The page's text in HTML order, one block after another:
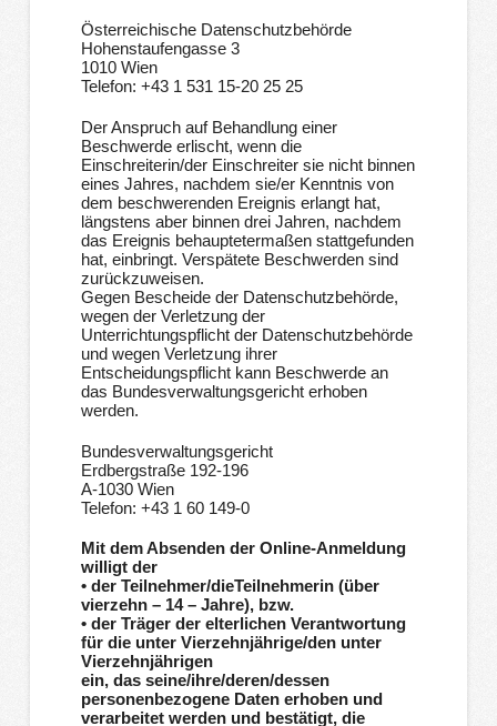
Österreichische Datenschutzbehörde
Hohenstaufengasse 3
1010 Wien
Telefon: +43 1 531 15-20 25 25
Der Anspruch auf Behandlung einer
Beschwerde erlischt, wenn die
Einschreiterin/der Einschreiter sie nicht binnen
eines Jahres, nachdem sie/er Kenntnis von
dem beschwerenden Ereignis erlangt hat,
längstens aber binnen drei Jahren, nachdem
das Ereignis behauptetermaßen stattgefunden
hat, einbringt. Verspätete Beschwerden sind
zurückzuweisen.
Gegen Bescheide der Datenschutzbehörde,
wegen der Verletzung der
Unterrichtungspflicht der Datenschutzbehörde
und wegen Verletzung ihrer
Entscheidungspflicht kann Beschwerde an
das Bundesverwaltungsgericht erhoben
werden.
Bundesverwaltungsgericht
Erdbergstraße 192-196
A-1030 Wien
Telefon: +43 1 60 149-0
Mit dem Absenden der Online-Anmeldung
willigt der
• der Teilnehmer/dieTeilnehmerin (über
vierzehn – 14 – Jahre), bzw.
• der Träger der elterlichen Verantwortung
für die unter Vierzehnjährige/den unter
Vierzehnjährigen
ein, das seine/ihre/deren/dessen
personenbezogene Daten erhoben und
verarbeitet werden und bestätigt, die